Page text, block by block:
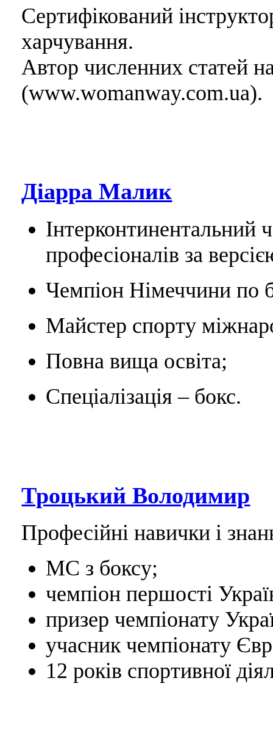
Сертифікований
харчування.
Автор численних статей
(www.womanway.com.ua).
Діарра Малик
Інтерконтинентальний
професіоналів за
Чемпіон Німеччини по
Майстер спорту
Повна вища освіта;
Спеціалізація – бокс.
Троцький Володимир
Професійні навички і
МС з боксу;
чемпіон першості
призер чемпіонату
учасник чемпіонату
12 років спортивної